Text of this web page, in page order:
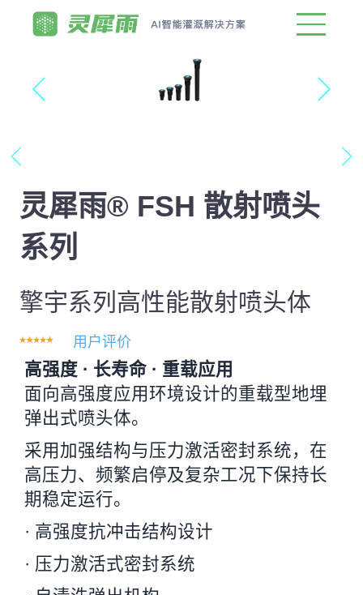
灵犀雨® FSH 散射喷头
系列
擎宇系列高性能散射喷头体
用户评价
高强度 · 长寿命 · 重载应用
面向高强度应用环境设计的重载型地埋
弹出式喷头体。
采用加强结构与压力激活密封系统，在
高压力、频繁启停及复杂工况下保持长
期稳定运行。
· 高强度抗冲击结构设计
· 压力激活式密封系统